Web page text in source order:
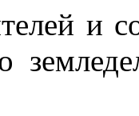
и